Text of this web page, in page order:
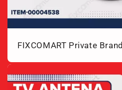
FIXCOMART Private Brand